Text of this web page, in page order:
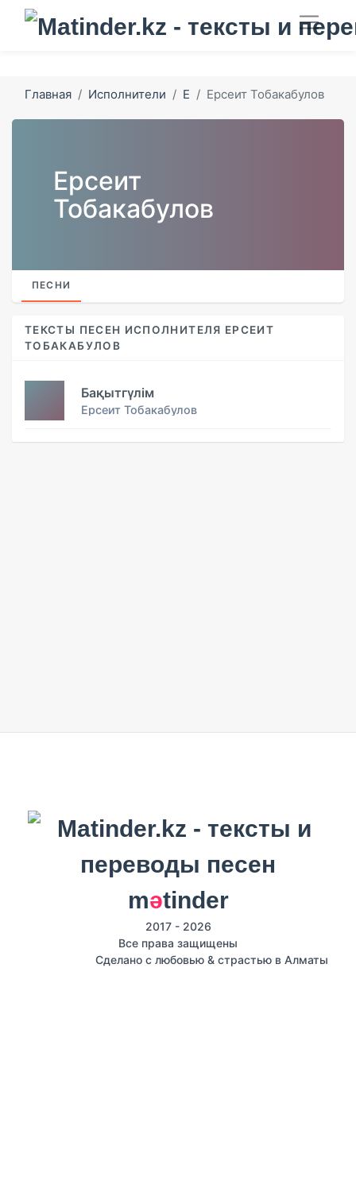
Главная Исполнители Е Ерсеит Тобакабулов
Ерсеит
Тобакабулов
ПЕСНИ
ТЕКСТЫ ПЕСЕН ИСПОЛНИТЕЛЯ ЕРСЕИТ
ТОБАКАБУЛОВ
Бақытгүлім
Ерсеит Тобакабулов
mәtinder
2017 - 2026
Все права защищены
Сделано с любовью & страстью в Алматы